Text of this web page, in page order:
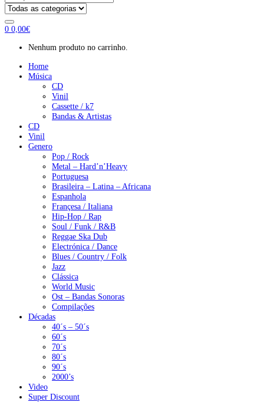
0 0,00€
Nenhum produto no carrinho.
Home
Música
CD
Vinil
Cassette / k7
Bandas & Artistas
CD
Vinil
Genero
Pop / Rock
Metal – Hard’n’Heavy
Portuguesa
Brasileira – Latina – Africana
Espanhola
Françesa / Italiana
Hip-Hop / Rap
Soul / Funk / R&B
Reggae Ska Dub
Electrónica / Dance
Blues / Country / Folk
Jazz
Clássica
World Music
Ost – Bandas Sonoras
Compilações
Décadas
40´s – 50´s
60´s
70´s
80´s
90´s
2000’s
Video
Super Discount